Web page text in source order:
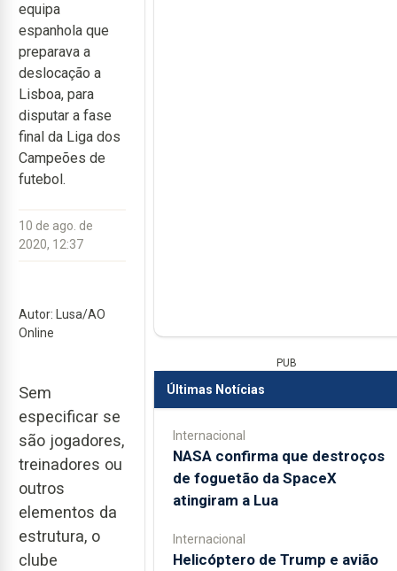
equipa
espanhola que
preparava a
deslocação a
Lisboa, para
disputar a fase
final da Liga dos
Campeões de
futebol.
10 de ago. de
2020, 12:37
Autor: Lusa/AO
Online
Sem
especificar se
são jogadores,
treinadores ou
outros
elementos da
estrutura, o
clube
PUB
Últimas Notícias
Internacional
NASA confirma que destroços
de foguetão da SpaceX
atingiram a Lua
Internacional
Helicóptero de Trump e avião